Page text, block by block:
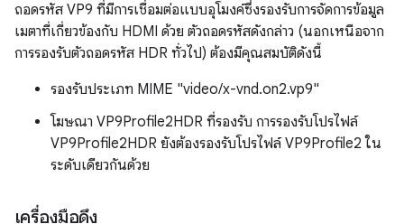
ถอดรหัส VP9 ที่มีการเชื่อมต่อแบบอุโมงค์ซึ่งรองรับการจัดการข้อมูล
เมตาที่เกี่ยวข้องกับ HDMI ด้วย ตัวถอดรหัสดังกล่าว (นอกเหนือจาก
การรองรับตัวถอดรหัส HDR ทั่วไป) ต้องมีคุณสมบัติดังนี้
รองรับประเภท MIME "video/x-vnd.on2.vp9"
โฆษณา VP9Profile2HDR ที่รองรับ การรองรับโปรไฟล์
VP9Profile2HDR ยังต้องรองรับโปรไฟล์ VP9Profile2 ใน
ระดับเดียวกันด้วย
เครื่องมือดึง